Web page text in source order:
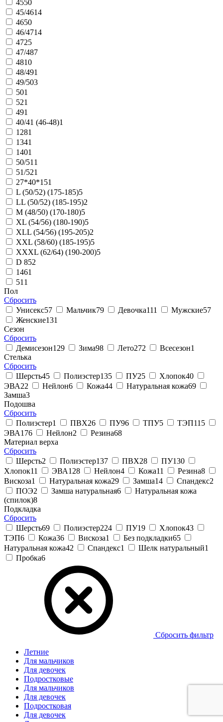
4550
45/4614
4650
46/4714
4725
47/487
4810
48/491
49/503
501
521
491
40/41 (46-48)1
1281
1341
1401
50/51 1
51/521
27*40*151
L (50/52) (175-185)5
LL (50/52) (185-195)2
M (48/50) (170-180)5
XL (54/56) (180-190)5
XLL (54/56) (195-205)2
XXL (58/60) (185-195)5
XXXL (62/64) (190-200)5
D 852
1461
51 1
Пол
Сбросить
Унисекс57 Мальчик79 Девочка111 Мужские57
Женские131
Сезон
Сбросить
Демисезон129 Зима98 Лето272 Всесезон1
Стелька
Сбросить
Шерсть45 Полиэстер135 ПУ25 Хлопок40
ЭВА22 Нейлон6 Кожа44 Натуральная кожа69
Замша3
Подошва
Сбросить
Полиэстер1 ПВХ26 ПУ96 ТПУ5 ТЭП115
ЭВА176 Нейлон2 Резина68
Материал верха
Сбросить
Шерсть2 Полиэстер137 ПВХ28 ПУ130
Хлопок11 ЭВА128 Нейлон4 Кожа11 Резина8
Вискоза1 Натуральная кожа29 Замша14 Спандекс2
ПОЭ2 Замша натуральная6
Натуральная кожа
(спилок)8
Подкладка
Сбросить
Шерсть69 Полиэстер224 ПУ19 Хлопок43
ТЭП6 Кожа36 Вискоза1 Без подкладки65
Натуральная кожа42 Спандекс1 Шелк натуральный1
Пробка6
Сбросить фильтр
Летние
Для мальчиков
Для девочек
Подростковые
Для мальчиков
Для девочек
Подростковая
Для девочек